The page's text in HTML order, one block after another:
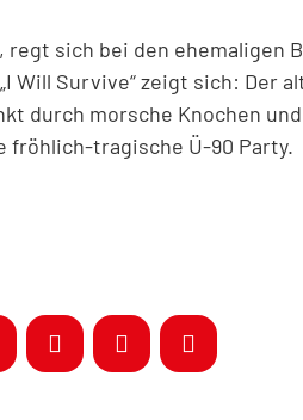
regt sich bei den ehemaligen
„I Will Survive“ zeigt sich: Der
durch morsche Knochen
tragische Ü-90 Party.